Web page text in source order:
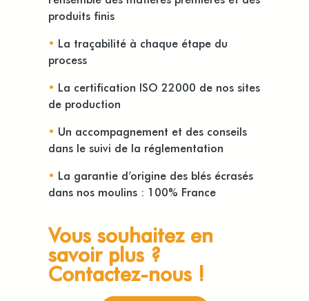
produits finis
• La traçabilité à chaque étape du
process
• La certification ISO 22000 de nos sites
de production
• Un accompagnement et des conseils
dans le suivi de la réglementation
• La garantie d’origine des blés écrasés
dans nos moulins : 100% France
Vous souhaitez en
savoir plus ?
Contactez-nous !